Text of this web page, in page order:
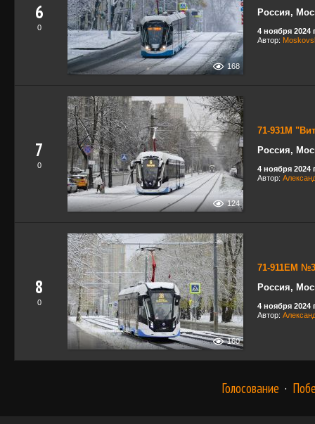
6
0
168
Россия,
4 ноября 2024
Автор:
7
0
124
71-931М
Россия,
4 ноября 2024
Автор:
8
0
160
71-911ЕМ
Россия,
4 ноября 2024
Автор:
Голосование ·